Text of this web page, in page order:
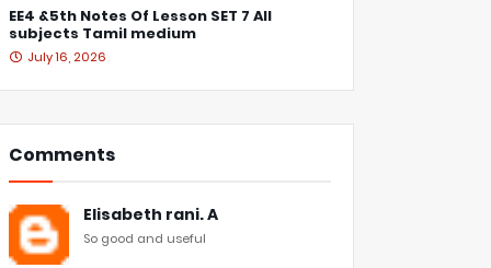
EE4 &5th Notes Of Lesson SET 7 All
subjects Tamil medium
July 16, 2026
Comments
Elisabeth rani. A
So good and useful